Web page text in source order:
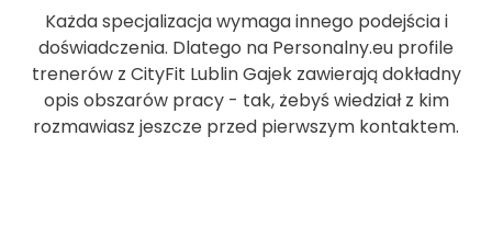
Każda specjalizacja wymaga innego podejścia i
doświadczenia. Dlatego na Personalny.eu profile
trenerów z CityFit Lublin Gajek zawierają dokładny
opis obszarów pracy - tak, żebyś wiedział z kim
rozmawiasz jeszcze przed pierwszym kontaktem.